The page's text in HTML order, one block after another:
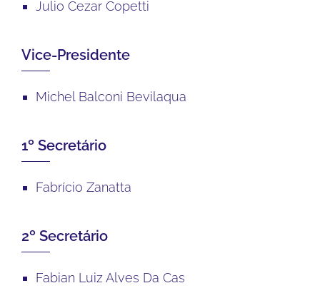
Julio Cezar Copetti
Vice-Presidente
Michel Balconi Bevilaqua
1º Secretário
Fabrício Zanatta
2º Secretário
Fabian Luiz Alves Da Cas